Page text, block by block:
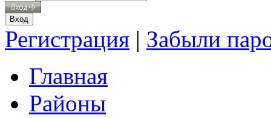
Регистрация | Забыли
Главная
Районы